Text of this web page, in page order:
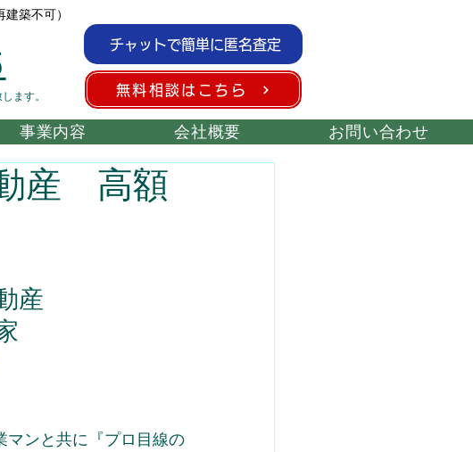
築不可）
ます。
チャットで簡単に匿名査定
無料相談はこちら
事業内容 会社概要 お問い合わせ
動産 高額
産
マンと共に『プロ目線の